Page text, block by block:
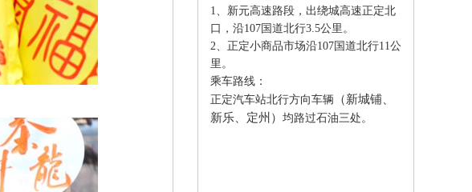
1、新元高速路段，出绕城高速正定北
口，沿107国道北行3.5公里。
2、正定小商品市场沿107国道北行11公
里。
乘车路线：
正定汽车站北行方向车辆 （新城铺、
新乐、定州） 均路过石油三处。